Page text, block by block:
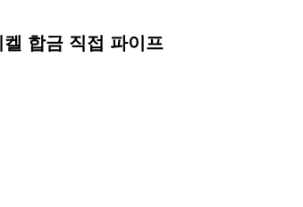
합금 직접 파이프